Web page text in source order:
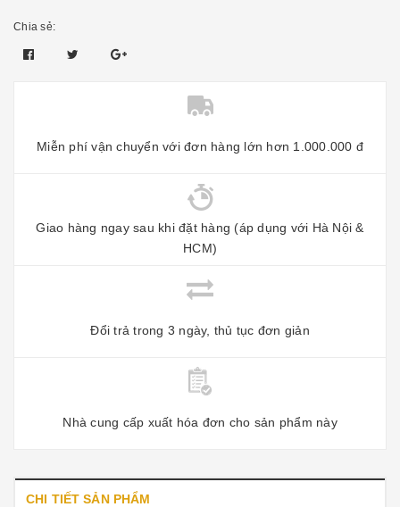
Chia sẻ:
Miễn phí vận chuyển với đơn hàng lớn hơn 1.000.000 đ
Giao hàng ngay sau khi đặt hàng (áp dụng với Hà Nội &
HCM)
Đổi trả trong 3 ngày, thủ tục đơn giản
Nhà cung cấp xuất hóa đơn cho sản phẩm này
CHI TIẾT SẢN PHẨM